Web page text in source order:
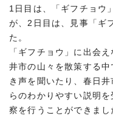
1日目は、「ギフチョウ
が、2日目は、見事「ギ
た。
「ギフチョウ」に出会
井市の山々を散策する
き声を聞いたり、春日
らのわかりやすい説明
察を行うことができまし